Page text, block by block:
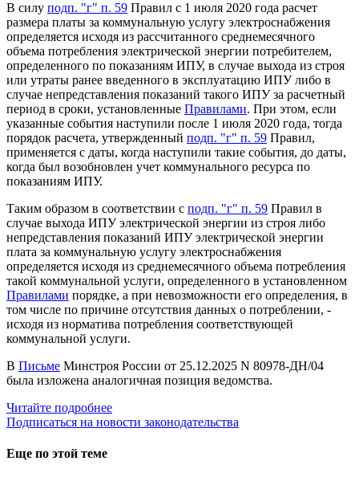
В силу подп. "г" п. 59 Правил с 1 июля 2020 года расчет
размера платы за коммунальную услугу электроснабжения
определяется исходя из рассчитанного среднемесячного
объема потребления электрической энергии потребителем,
определенного по показаниям ИПУ, в случае выхода из строя
или утраты ранее введенного в эксплуатацию ИПУ либо в
случае непредставления показаний такого ИПУ за расчетный
период в сроки, установленные Правилами. При этом, если
указанные события наступили после 1 июля 2020 года, тогда
порядок расчета, утвержденный подп. "г" п. 59 Правил,
применяется с даты, когда наступили такие события, до даты,
когда был возобновлен учет коммунального ресурса по
показаниям ИПУ.
Таким образом в соответствии с подп. "г" п. 59 Правил в
случае выхода ИПУ электрической энергии из строя либо
непредставления показаний ИПУ электрической энергии
плата за коммунальную услугу электроснабжения
определяется исходя из среднемесячного объема потребления
такой коммунальной услуги, определенного в установленном
Правилами порядке, а при невозможности его определения, в
том числе по причине отсутствия данных о потреблении, -
исходя из норматива потребления соответствующей
коммунальной услуги.
В Письме Минстроя России от 25.12.2025 N 80978-ДН/04
была изложена аналогичная позиция ведомства.
Читайте подробнее
Подписаться на новости законодательства
Еще по этой теме